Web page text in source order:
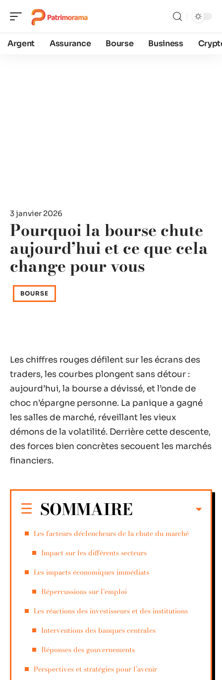
Argent Assurance Bourse Business
3 janvier 2026
Pourquoi la bourse chute
aujourd’hui et ce que cela
change pour vous
BOURSE
Les chiffres rouges défilent sur les écrans des
traders, les courbes plongent sans détour :
aujourd’hui, la bourse a dévissé, et l’onde de
choc n’épargne personne. La panique a gagné
les salles de marché, réveillant les vieux
démons de la volatilité. Derrière cette descente,
des forces bien concrètes secouent les marchés
financiers.
SOMMAIRE
Les facteurs déclencheurs de la chute du marché
Impact sur les différents secteurs
Les impacts économiques immédiats
Répercussions sur l’emploi
Les réactions des investisseurs et des institutions
Interventions des banques centrales
Réponses des gouvernements
Perspectives et stratégies pour l’avenir